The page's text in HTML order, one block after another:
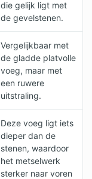
die gelijk ligt met
de gevelstenen.
Vergelijkbaar met
de gladde platvolle
voeg, maar met
een ruwere
uitstraling.
Deze voeg ligt iets
dieper dan de
stenen, waardoor
het metselwerk
sterker naar voren